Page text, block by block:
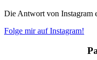
Die Antwort von Instagram
Folge mir auf Instagram!